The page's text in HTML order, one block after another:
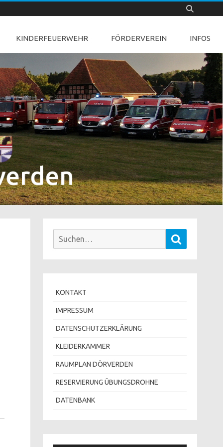
KINDERFEUERWEHR FÖRDERVEREIN INFOS
Suchen
KONTAKT
IMPRESSUM
DATENSCHUTZERKLÄRUNG
KLEIDERKAMMER
RAUMPLAN DÖRVERDEN
RESERVIERUNG ÜBUNGSDROHNE
DATENBANK